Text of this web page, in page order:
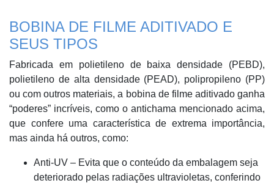
BOBINA DE FILME ADITIVADO E
SEUS TIPOS
Fabricada em polietileno de baixa densidade (PEBD),
polietileno de alta densidade (PEAD), polipropileno (PP)
ou com outros materiais, a bobina de filme aditivado ganha
“poderes” incríveis, como o antichama mencionado acima,
que confere uma característica de extrema importância,
mas ainda há outros, como:
Anti-UV – Evita que o conteúdo da embalagem seja
deteriorado pelas radiações ultravioletas, conferindo